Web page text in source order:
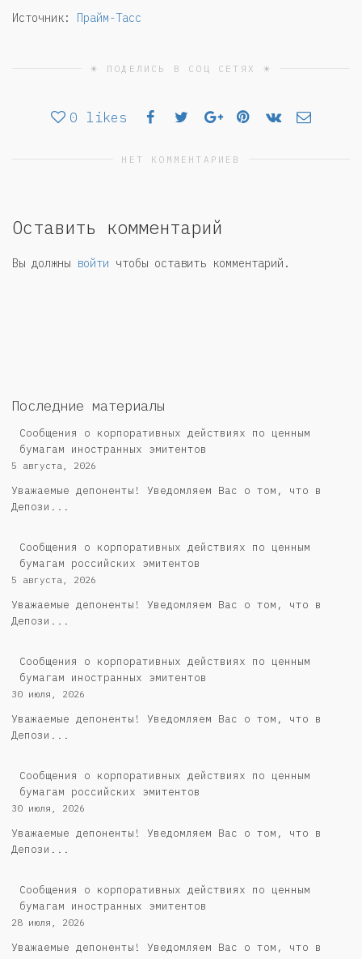
Источник: Прайм-Тасс
☀ ПОДЕЛИСЬ В СОЦ СЕТЯХ ☀
0 likes
НЕТ КОММЕНТАРИЕВ
Оставить комментарий
Вы должны войти чтобы оставить комментарий.
Последние материалы
Сообщения о корпоративных действиях по ценным
бумагам иностранных эмитентов
5 августа, 2026
Уважаемые депоненты! Уведомляем Вас о том, что в
Депози...
Cообщения о корпоративных действиях по ценным
бумагам российских эмитентов
5 августа, 2026
Уважаемые депоненты! Уведомляем Вас о том, что в
Депози...
Сообщения о корпоративных действиях по ценным
бумагам иностранных эмитентов
30 июля, 2026
Уважаемые депоненты! Уведомляем Вас о том, что в
Депози...
Cообщения о корпоративных действиях по ценным
бумагам российских эмитентов
30 июля, 2026
Уважаемые депоненты! Уведомляем Вас о том, что в
Депози...
Сообщения о корпоративных действиях по ценным
бумагам иностранных эмитентов
28 июля, 2026
Уважаемые депоненты! Уведомляем Вас о том, что в